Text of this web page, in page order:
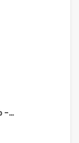
–…